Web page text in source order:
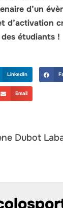
d’un
d’activation
étudiants !
LinkedIn
Email
Dubot